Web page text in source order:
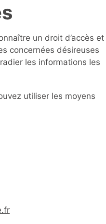
un droit d’accès et
concernées désireuses
les informations les
utiliser les moyens